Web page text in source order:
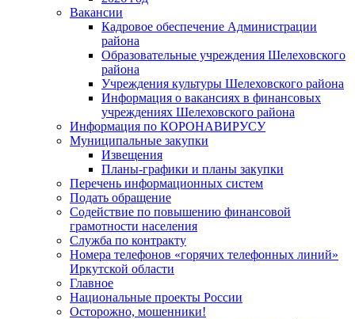
Вакансии
Кадровое обеспечение Администрации
района
Образовательные учреждения Шелеховского
района
Учреждения культуры Шелеховского района
Информация о вакансиях в финансовых
учреждениях Шелеховского района
Информация по КОРОНАВИРУСУ
Муниципальные закупки
Извещения
Планы-графики и планы закупки
Перечень информационных систем
Подать обращение
Содействие по повышению финансовой
грамотности населения
Служба по контракту
Номера телефонов «горячих телефонных линий»
Иркутской области
Главное
Национальные проекты России
Осторожно, мошенники!